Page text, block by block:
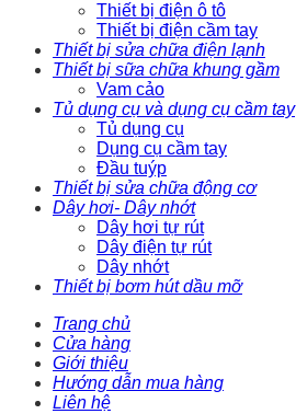
Thiết bị điện ô tô
Thiết bị điện cầm tay
Thiết bị sửa chữa điện lạnh
Thiết bị sữa chữa khung gầm
Vam cảo
Tủ dụng cụ và dụng cụ cầm tay
Tủ dụng cụ
Dụng cụ cầm tay
Đầu tuýp
Thiết bị sửa chữa động cơ
Dây hơi- Dây nhớt
Dây hơi tự rút
Dây điện tự rút
Dây nhớt
Thiết bị bơm hút dầu mỡ
Trang chủ
Cửa hàng
Giới thiệu
Hướng dẫn mua hàng
Liên hệ